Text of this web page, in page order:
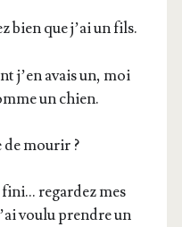
bien que j’ai un fils.
j’en avais un, moi
un chien.
mourir ?
regar­dez mes
vou­lu prendre un